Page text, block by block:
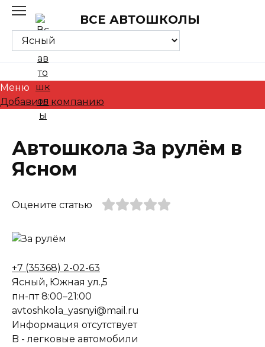
Skip
content
ВСЕ АВТОШКОЛЫ
Меню
Добавить компанию
Автошкола За рулём в
Ясном
Оцените статью
+7 (35368) 2-02-63
Ясный, Южная ул.,5
пн-пт 8:00–21:00
avtoshkola_yasnyi@mail.ru
Информация отсутствует
B - легковые автомобили